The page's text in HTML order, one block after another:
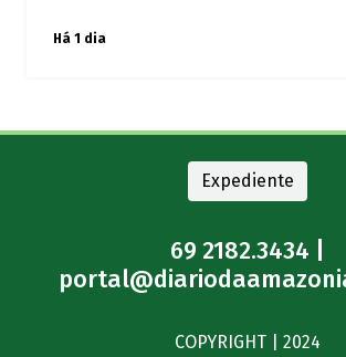
Há 1 dia
Expediente
69 2182.3434 |
COPYRIGHT | 2024